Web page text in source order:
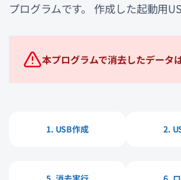
プログラムです。 作成した起動用
本プログラムで消去したデータ
1. USB作成 2.